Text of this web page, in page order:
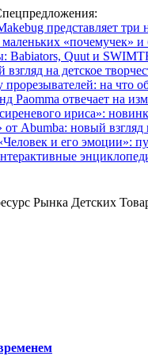
представляет три
«почемучек»
Babiators, Quut и
на детское
на что
Paomma отвечает на
ириса»:
Abumba: новый
и его эмоции»:
Рынка Детских